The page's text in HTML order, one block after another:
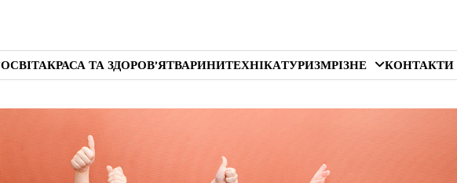
ОСВІТАКРАСА ТА ЗДОРОВ’ЯТВАРИНИТЕХНІКАТУРИЗМРІЗНЕ КОНТАКТИ